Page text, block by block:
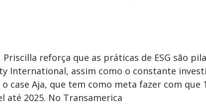
reforça que as práticas de ESG são
International, assim como o constante
case Aja, que tem como meta fazer com que
até 2025. No Transamerica